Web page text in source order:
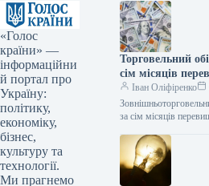
«Голос
країни» —
інформаційни
й портал про
Україну:
політику,
економіку,
бізнес,
культуру та
технології.
Ми прагнемо
Торговельний
сім місяців
мільярди
Іван Оліфіренко
за сім місяців
Укрінформ Протягом
2026 року
України…